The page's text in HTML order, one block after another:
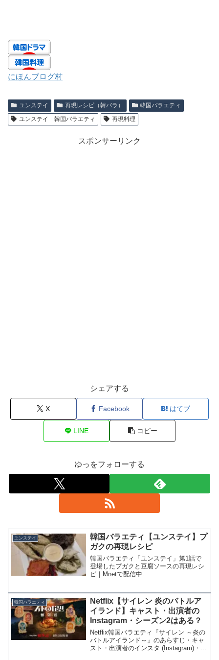
にほんブログ村
ユンステイ 再現レシピ（韓バラ）
韓国バラエティ
ユンステイ 韓国バラエティ
再現料理
スポンサーリンク
シェアする
X Facebook はてブ
LINE コピー
ゆっをフォローする
ユンステイ
韓国バラエティ【ユンステイ】プ
ガクの再現レシピ
韓国バラエティ「ユンステイ」第1話で
登場したプガクと豆腐ソースの再現レシ
ピ｜Mnetで配信中.
韓国バラエティ
Netflix【サイレン 炎のバトルア
イランド】キャスト・出演者の
Instagram・シーズン2はある？
Netflix韓国バラエティ『サイレン ～炎の
バトルアイランド～』のあらすじ・キャ
スト・出演者のインスタ (Instagram)・シ